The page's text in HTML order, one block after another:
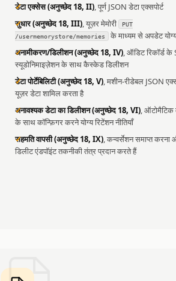
डेटा एक्सेस (अनुच्छेद 18, II), पूर्ण JSON डेटा एक्सपोर्ट
सुधार (अनुच्छेद 18, III), यूज़र मेमोरी
PUT
/usermemorystore/memories
के माध्यम से अपडेट
अनामीकरण/डिलीशन (अनुच्छेद 18, IV), ऑडिट रिकॉर्ड के
स्यूडोनिमाइज़ेशन के साथ कैस्केड डिलीशन
डेटा पोर्टेबिलिटी (अनुच्छेद 18, V), मशीन-रीडेबल JSON
यूज़र डेटा शामिल करता है
अनावश्यक डेटा का डिलीशन (अनुच्छेद 18, VI), ऑटोमैटिक
के साथ कॉन्फ़िगर करने योग्य रिटेंशन नीतियाँ
सहमति वापसी (अनुच्छेद 18, IX), कन्वर्सेशन समाप्त
डिलीट एंडपॉइंट तकनीकी तंत्र प्रदान करते हैं